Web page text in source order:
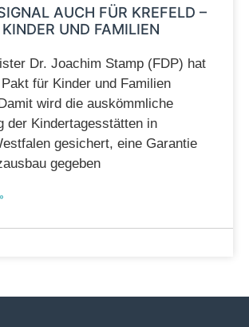
AUCH FÜR KREFELD –
UND FAMILIEN
Dr. Joachim Stamp (FDP) hat
für Kinder und Familien
wird die auskömmliche
der Kindertagesstätten in
gesichert, eine Garantie
gegeben